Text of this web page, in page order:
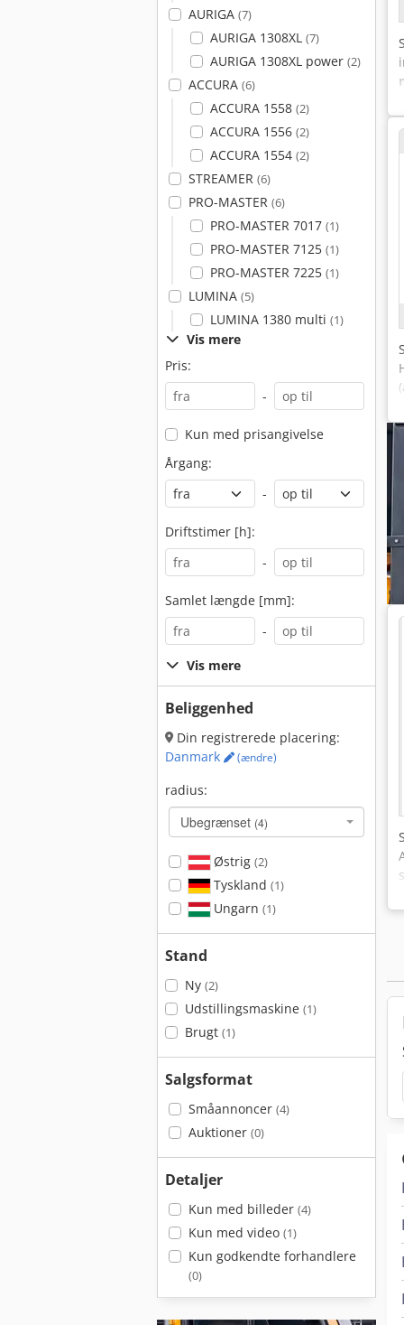
AURIGA (7)
AURIGA 1308XL (7)
AURIGA 1308XL power (2)
ACCURA (6)
ACCURA 1558 (2)
ACCURA 1556 (2)
ACCURA 1554 (2)
STREAMER (6)
PRO-MASTER (6)
PRO-MASTER 7017 (1)
PRO-MASTER 7125 (1)
PRO-MASTER 7225 (1)
LUMINA (5)
LUMINA 1380 multi (1)
Vis mere
Pris:
-
Kun med prisangivelse
Årgang:
-
Driftstimer [h]:
-
Samlet længde [mm]:
-
Vis mere
Beliggenhed
Din registrerede placering:
Danmark
(ændre)
radius:
Ubegrænset (4)
Østrig (2)
Tyskland (1)
Ungarn (1)
Stand
Ny (2)
Udstillingsmaskine (1)
Brugt (1)
Salgsformat
Småannoncer (4)
Auktioner (0)
Detaljer
Kun med billeder (4)
Kun med video (1)
Kun godkendte forhandlere
(0)